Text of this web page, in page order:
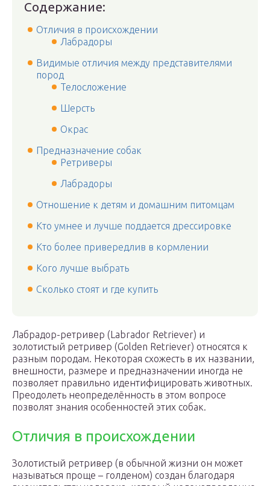
Содержание:
Отличия в происхождении
Лабрадоры
Видимые отличия между представителями
пород
Телосложение
Шерсть
Окрас
Предназначение собак
Ретриверы
Лабрадоры
Отношение к детям и домашним питомцам
Кто умнее и лучше поддается дрессировке
Кто более привередлив в кормлении
Кого лучше выбрать
Сколько стоят и где купить
Лабрадор-ретривер (Labrador Retriever) и
золотистый ретривер (Golden Retriever) относятся к
разным породам. Некоторая схожесть в их названии,
внешности, размере и предназначении иногда не
позволяет правильно идентифицировать животных.
Преодолеть неопределённость в этом вопросе
позволят знания особенностей этих собак.
Отличия в происхождении
Золотистый ретривер (в обычной жизни он может
называться проще – голденом) создан благодаря